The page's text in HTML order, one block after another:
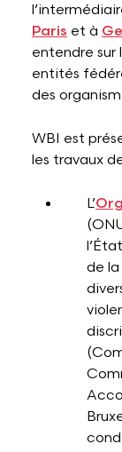
Paris et à
entendre sur
entités
des
WBI est
les travaux
L’
de la